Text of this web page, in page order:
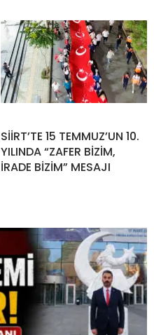
SİİRT’TE 15 TEMMUZ’UN 10.
YILINDA “ZAFER BİZİM,
İRADE BİZİM” MESAJI